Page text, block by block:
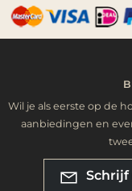
Wil je als eerste op de
aanbiedingen en
Schrijf